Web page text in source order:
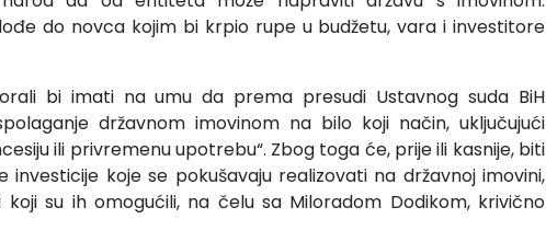
do novca kojim bi krpio rupe u budžetu, vara i investitore
bi imati na umu da prema presudi Ustavnog suda BiH
državnom imovinom na bilo koji način, uključujući
ili privremenu upotrebu“. Zbog toga će, prije ili kasnije, biti
investicije koje se pokušavaju realizovati na državnoj imovini,
su ih omogućili, na čelu sa Miloradom Dodikom, krivično